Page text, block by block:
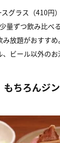
グラス（410円
量ずつ飲み比べ
放題がおすす
ビール以外のお
ちろんジ